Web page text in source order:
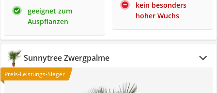
geeignet zum
Auspflanzen
kein besonders
hoher Wuchs
Sunnytree Zwergpalme
Preis-Leistungs-Sieger